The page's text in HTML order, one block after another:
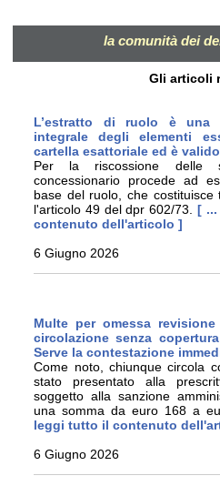
la comunità dei
Gli articoli
L’estratto di ruolo è una
integrale degli elementi
cartella esattoriale ed è
Per la riscossione delle
concessionario procede ad
base del ruolo, che costituisce
l'articolo 49 del dpr 602/73.
[
contenuto dell'articolo ]
6 Giugno 2026
Multe per omessa
circolazione senza
Serve la contestazione
Come noto, chiunque circola
stato presentato alla
soggetto alla sanzione
una somma da euro 168 a
leggi tutto il contenuto
6 Giugno 2026